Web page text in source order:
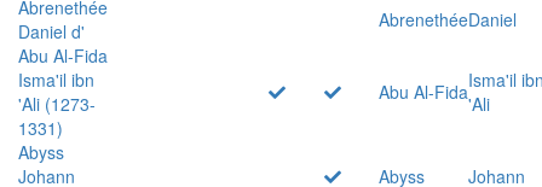
Abrenethée
Daniel d'
AbrenethéeDaniel
Abu Al-Fida
Isma'il ibn
'Ali (1273-
1331)
Abu Al-FidaIsma'il
'Ali
Abyss
Johann
Abyss
Johann